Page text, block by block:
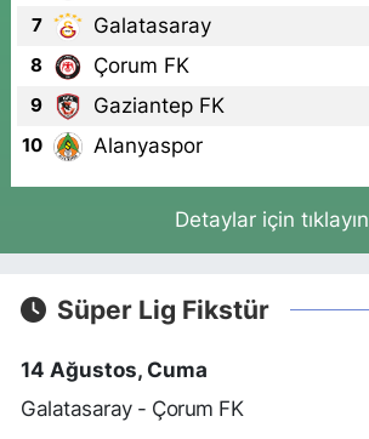
7 Galatasaray
8 Çorum FK
9 Gaziantep FK
10 Alanyaspor
Detaylar için tıklayın
Süper Lig Fikstür
14 Ağustos, Cuma
Galatasaray - Çorum FK